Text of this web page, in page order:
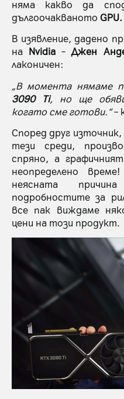
няма какво да
дългоочакваното GPU.
В изявление, дадено
на Nvidia –Джен
лаконичен:
„В момента нямаме
3090 Ti, но ще
когато сме готови.“–
Според друг
тези среди,
спряно, а
неопределено
неясната
подробностите за
все пак виждаме
цени на този продукт.